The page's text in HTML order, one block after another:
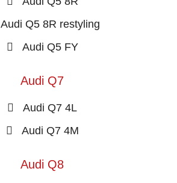
Audi Q5 8R restyling
Audi Q5 FY
Audi Q7
Audi Q7 4L
Audi Q7 4M
Audi Q8